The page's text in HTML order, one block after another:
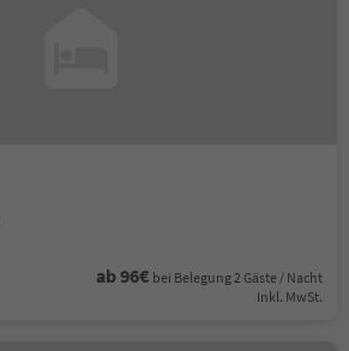
ab 96€ bei Belegung 2 Gäste / Nacht
Inkl. MwSt.